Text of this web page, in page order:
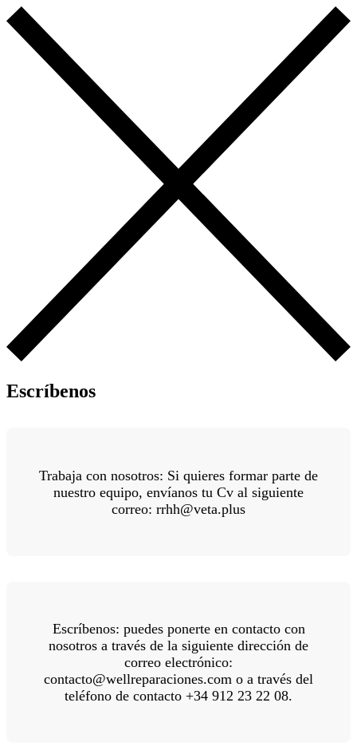
Escríbenos
Trabaja con nosotros: Si quieres formar parte de
nuestro equipo, envíanos tu Cv al siguiente
correo: rrhh@veta.plus
Escríbenos: puedes ponerte en contacto con
nosotros a través de la siguiente dirección de
correo electrónico:
contacto@wellreparaciones.com o a través del
teléfono de contacto +34 912 23 22 08.